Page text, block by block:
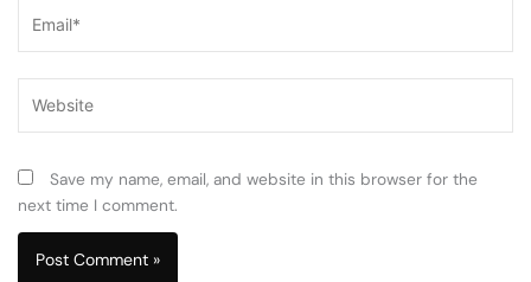
Save my name, email, and website in this browser for the
next time I comment.